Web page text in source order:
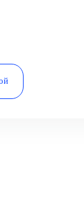
Воды
Дону